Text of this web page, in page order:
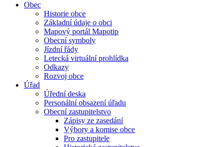
Obec
Historie obce
Základní údaje o obci
Mapový portál Mapotip
Obecní symboly
Jízdní řády
Letecká virtuální prohlídka
Odkazy
Rozvoj obce
Úřad
Úřední deska
Personální obsazení úřadu
Obecní zastupitelstvo
Zápisy ze zasedání
Výbory a komise obce
Pro zastupitele